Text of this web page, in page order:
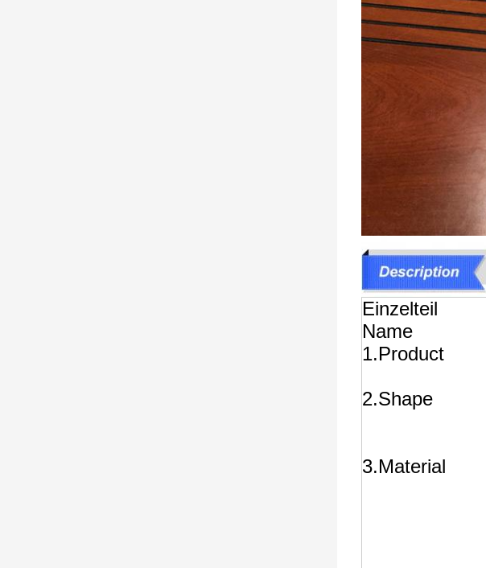
Einzelteil
Name
1.Product
2.Shape
3.Material